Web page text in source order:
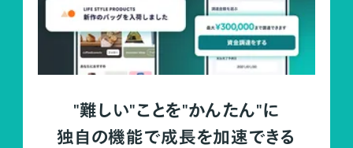
"難しい"ことを"かんたん"に
独自の機能で成長を加速できる